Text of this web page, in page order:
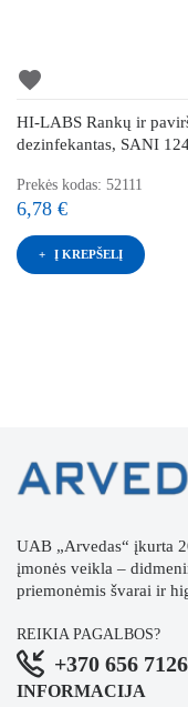
favorite
HI-LABS Rankų ir
dezinfekantas, SANI
Prekės kodas: 52111
6,78 €
Į KREPŠELĮ
UAB „Arvedas“ įkurta
įmonės veikla –
priemonėmis švarai ir
REIKIA PAGALBOS?
+370 656
INFORMACIJA